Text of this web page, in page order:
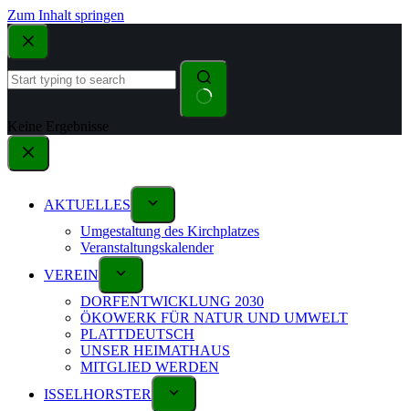
Zum Inhalt springen
Keine Ergebnisse
AKTUELLES
Umgestaltung des Kirchplatzes
Veranstaltungskalender
VEREIN
DORFENTWICKLUNG 2030
ÖKOWERK FÜR NATUR UND UMWELT
PLATTDEUTSCH
UNSER HEIMATHAUS
MITGLIED WERDEN
ISSELHORSTER